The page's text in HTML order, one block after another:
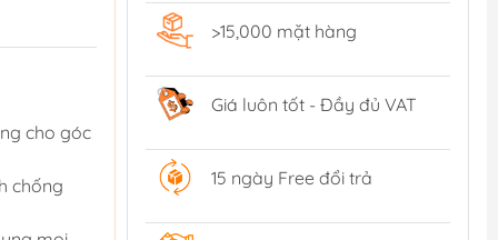
cho góc
chống
>15,000 mặt hàng
Giá luôn tốt - Đầy đủ VAT
15 ngày Free đổi trả